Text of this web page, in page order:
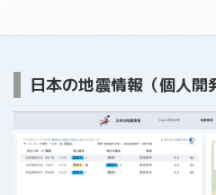
日本の地震情報（個人開